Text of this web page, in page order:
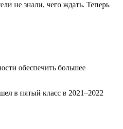
не знали, чего ждать. Теперь
обеспечить большее
в пятый класс в 2021–2022